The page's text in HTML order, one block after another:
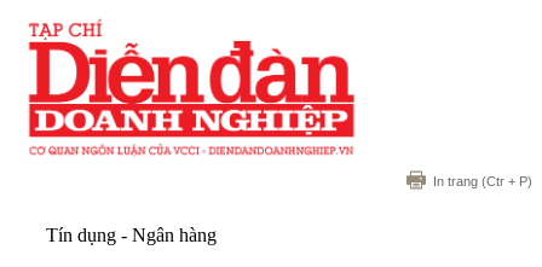
In trang (Ctr + P)
Tín dụng - Ngân hàng